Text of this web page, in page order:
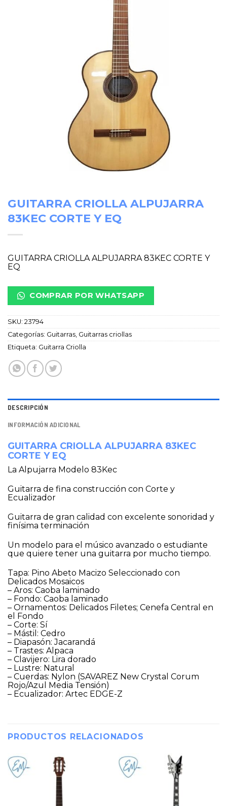
GUITARRA CRIOLLA ALPUJARRA
83KEC CORTE Y EQ
GUITARRA CRIOLLA ALPUJARRA 83KEC CORTE Y
EQ
COMPRAR POR WHATSAPP
SKU: 23794
Categorías: Guitarras, Guitarras criollas
Etiqueta: Guitarra Criolla
DESCRIPCIÓN
INFORMACIÓN ADICIONAL
GUITARRA CRIOLLA ALPUJARRA 83KEC
CORTE Y EQ
La Alpujarra Modelo 83Kec
Guitarra de fina construcción con Corte y
Ecualizador
Guitarra de gran calidad con excelente sonoridad y
finísima terminación
Un modelo para el músico avanzado o estudiante
que quiere tener una guitarra por mucho tiempo.
Tapa: Pino Abeto Macizo Seleccionado con
Delicados Mosaicos
– Aros: Caoba laminado
– Fondo: Caoba laminado
– Ornamentos: Delicados Filetes; Cenefa Central en
el Fondo
– Corte: Sí
– Mástil: Cedro
– Diapasón: Jacarandá
– Trastes: Alpaca
– Clavijero: Lira dorado
– Lustre: Natural
– Cuerdas: Nylon (SAVAREZ New Crystal Corum
Rojo/Azul Media Tensión)
– Ecualizador: Artec EDGE-Z
PRODUCTOS RELACIONADOS